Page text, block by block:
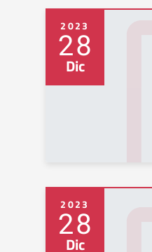
2023
28
Dic
2023
28
Dic